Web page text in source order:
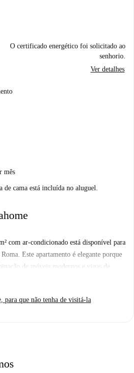
O certificado energético foi solicitado ao
senhorio.
Ver detalhes
mês
de cama está incluída no aluguel.
com ar-condicionado está disponível para
Este apartamento é elegante porque
de móveis modernos e vigas de
espaçosa sala de estar e uma cozinha
para que não tenha de visitá-la